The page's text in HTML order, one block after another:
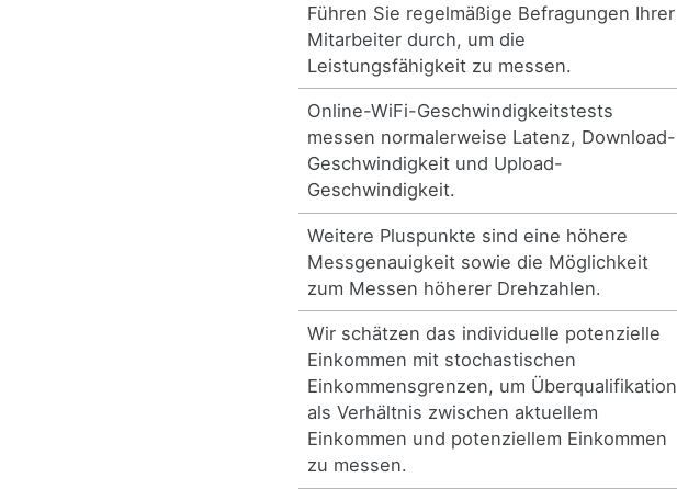
Führen Sie regelmäßige Befragungen Ihrer
Mitarbeiter durch, um die
Leistungsfähigkeit zu messen.
Online-WiFi-Geschwindigkeitstests
messen normalerweise Latenz, Download-
Geschwindigkeit und Upload-
Geschwindigkeit.
Weitere Pluspunkte sind eine höhere
Messgenauigkeit sowie die Möglichkeit
zum Messen höherer Drehzahlen.
Wir schätzen das individuelle potenzielle
Einkommen mit stochastischen
Einkommensgrenzen, um Überqualifikation
als Verhältnis zwischen aktuellem
Einkommen und potenziellem Einkommen
zu messen.